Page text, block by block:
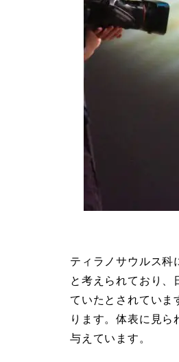
ティラノサウルス科
と考えられており、
ていたとされていま
ります。体表に見
与えています。